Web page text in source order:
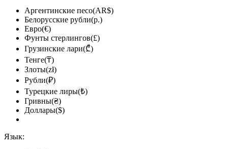
Аргентинские песо(AR$)
Белорусские рубли(р.)
Евро(€)
Фунты стерлингов(£)
Грузинские лари(₾)
Тенге(₸)
Злоты(zł)
Рубли(₽)
Турецкие лиры(₺)
Гривны(₴)
Доллары($)
Язык: